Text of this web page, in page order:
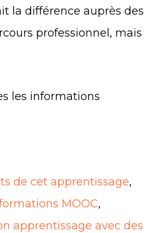
la différence auprès des
professionnel, mais
les informations
de cet apprentissage,
MOOC,
apprentissage avec des